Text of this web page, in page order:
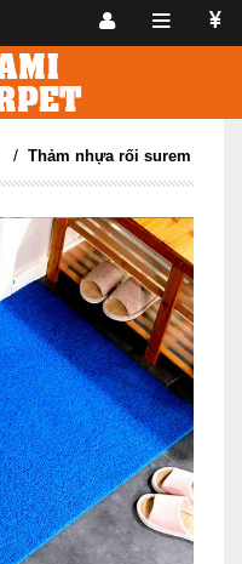
/ Thảm nhựa rối surem